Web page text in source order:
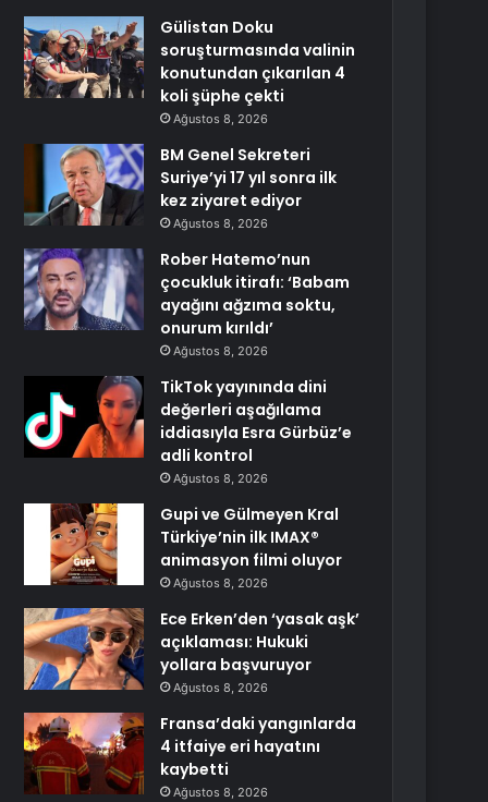
Gülistan Doku
soruşturmasında valinin
konutundan çıkarılan 4
koli şüphe çekti
Ağustos 8, 2026
BM Genel Sekreteri
Suriye’yi 17 yıl sonra ilk
kez ziyaret ediyor
Ağustos 8, 2026
Rober Hatemo’nun
çocukluk itirafı: ‘Babam
ayağını ağzıma soktu,
onurum kırıldı’
Ağustos 8, 2026
TikTok yayınında dini
değerleri aşağılama
iddiasıyla Esra Gürbüz’e
adli kontrol
Ağustos 8, 2026
Gupi ve Gülmeyen Kral
Türkiye’nin ilk IMAX®
animasyon filmi oluyor
Ağustos 8, 2026
Ece Erken’den ‘yasak aşk’
açıklaması: Hukuki
yollara başvuruyor
Ağustos 8, 2026
Fransa’daki yangınlarda
4 itfaiye eri hayatını
kaybetti
Ağustos 8, 2026